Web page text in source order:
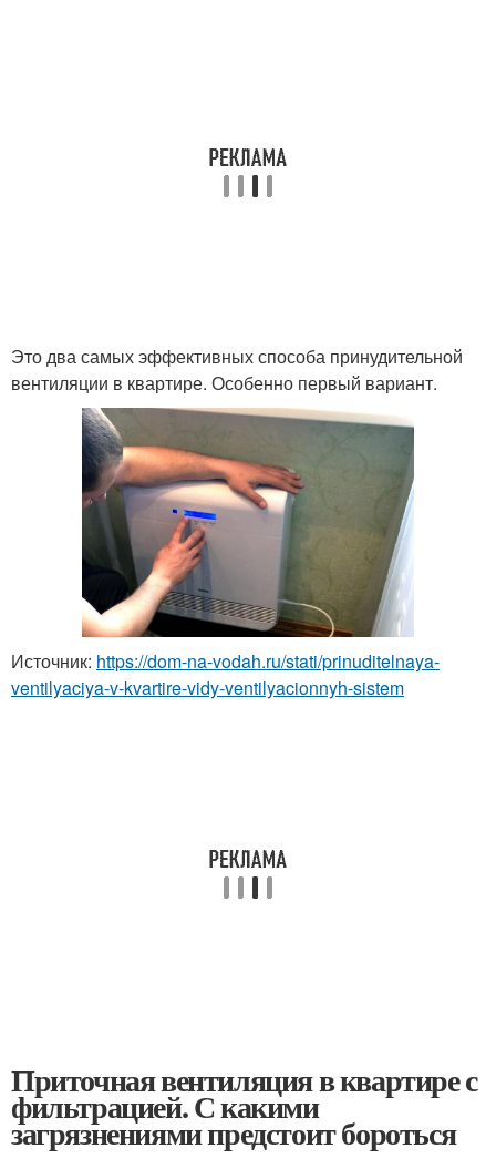
Это два самых эффективных способа принудительной
вентиляции в квартире. Особенно первый вариант.
Источник: https://dom-na-vodah.ru/stati/prinuditelnaya-
ventilyaciya-v-kvartire-vidy-ventilyacionnyh-sistem
Приточная вентиляция в квартире с
фильтрацией. С какими
загрязнениями предстоит бороться